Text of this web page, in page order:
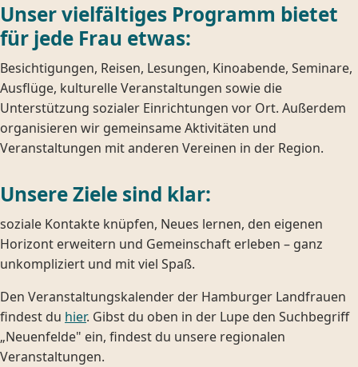
Unser vielfältiges Programm bietet
für jede Frau etwas:
Besichtigungen, Reisen, Lesungen, Kinoabende, Seminare,
Ausflüge, kulturelle Veranstaltungen sowie die
Unterstützung sozialer Einrichtungen vor Ort. Außerdem
organisieren wir gemeinsame Aktivitäten und
Veranstaltungen mit anderen Vereinen in der Region.
Unsere Ziele sind klar:
soziale Kontakte knüpfen, Neues lernen, den eigenen
Horizont erweitern und Gemeinschaft erleben – ganz
unkompliziert und mit viel Spaß.
Den Veranstaltungskalender der Hamburger Landfrauen
findest du hier. Gibst du oben in der Lupe den Suchbegriff
„Neuenfelde" ein, findest du unsere regionalen
Veranstaltungen.